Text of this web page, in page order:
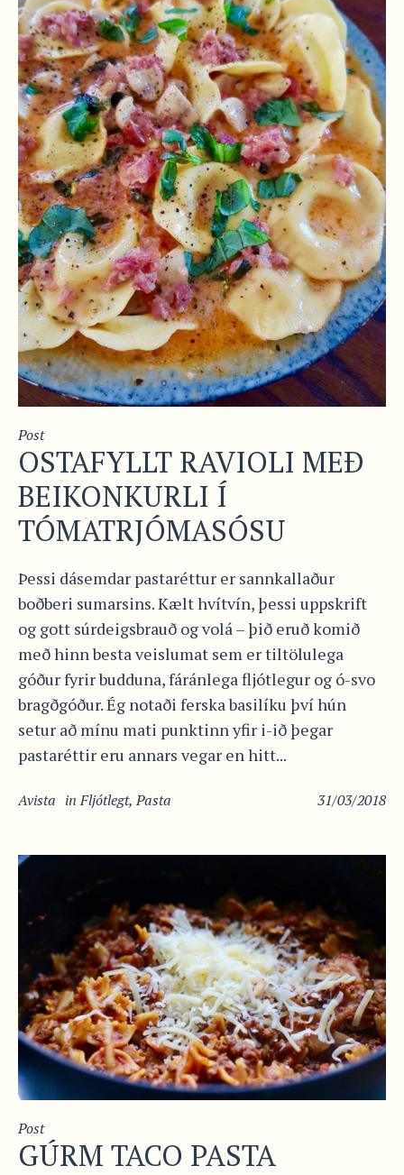
Post
OSTAFYLLT RAVIOLI MEÐ
BEIKONKURLI Í
TÓMATRJÓMASÓSU
Þessi dásemdar pastaréttur er sannkallaður
boðberi sumarsins. Kælt hvítvín, þessi uppskrift
og gott súrdeigsbrauð og volá – þið eruð komið
með hinn besta veislumat sem er tiltölulega
góður fyrir budduna, fáránlega fljótlegur og ó-svo
bragðgóður. Ég notaði ferska basilíku því hún
setur að mínu mati punktinn yfir i-ið þegar
pastaréttir eru annars vegar en hitt...
31/03/2018
Avista inFljótlegt,Pasta
Post
GÚRM TACO PASTA